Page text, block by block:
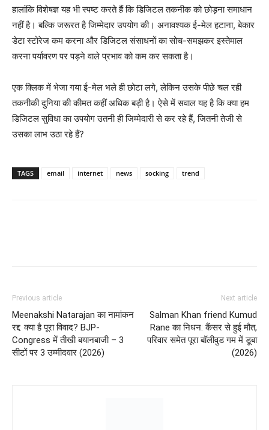
हालांकि विशेषज्ञ यह भी स्पष्ट करते हैं कि डिजिटल तकनीक को छोड़ना समाधान
नहीं है। बल्कि जरूरत है जिम्मेदार उपयोग की। अनावश्यक ई-मेल हटाना, बेकार
डेटा स्टोरेज कम करना और डिजिटल संसाधनों का सोच-समझकर इस्तेमाल
करना पर्यावरण पर पड़ने वाले प्रभाव को कम कर सकता है।
एक क्लिक में भेजा गया ई-मेल भले ही छोटा लगे, लेकिन उसके पीछे चल रही
तकनीकी दुनिया की कीमत कहीं अधिक बड़ी है। ऐसे में सवाल यह है कि क्या हम
डिजिटल सुविधा का उपयोग उतनी ही जिम्मेदारी से कर रहे हैं, जितनी तेजी से
उसका लाभ उठा रहे हैं?
TAGS email internet news socking trend
Previous article
Meenakshi Natarajan का नामांकन
रद्द: क्या है पूरा विवाद? BJP-
Congress में तीखी बयानबाजी – 3
सीटों पर 3 उम्मीदवार (2026)
Next article
Salman Khan friend Kumud
Rane का निधन: कैंसर से हुई मौत,
परिवार समेत पूरा बॉलीवुड गम में डूबा
(2026)